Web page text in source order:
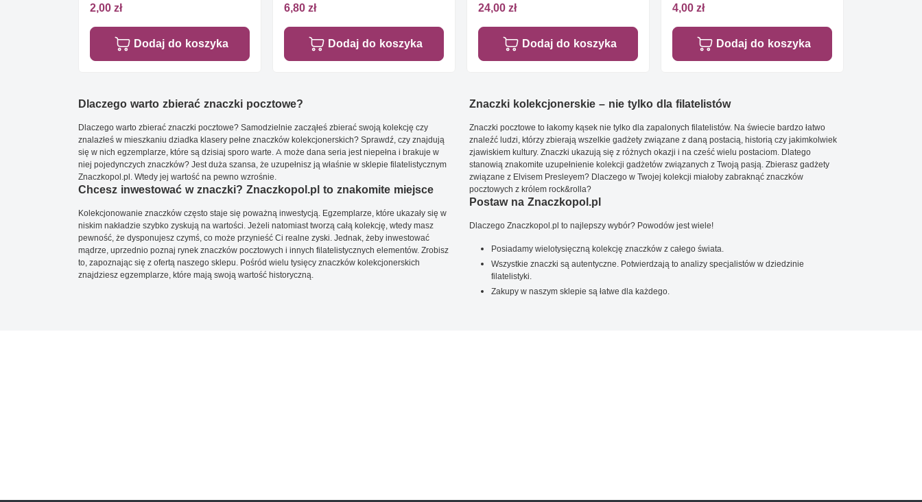
2,00 zł
Dodaj do koszyka
6,80 zł
Dodaj do koszyka
24,00 zł
Dodaj do koszyka
4,00 zł
Dodaj do koszyka
Dlaczego warto zbierać znaczki pocztowe?
Dlaczego warto zbierać znaczki pocztowe? Samodzielnie zacząłeś zbierać swoją kolekcję czy
znalazłeś w mieszkaniu dziadka klasery pełne znaczków kolekcjonerskich? Sprawdź, czy znajdują
się w nich egzemplarze, które są dzisiaj sporo warte. A może dana seria jest niepełna i brakuje w
niej pojedynczych znaczków? Jest duża szansa, że uzupełnisz ją właśnie w sklepie filatelistycznym
Znaczkopol.pl. Wtedy jej wartość na pewno wzrośnie.
Chcesz inwestować w znaczki? Znaczkopol.pl to znakomite miejsce
Kolekcjonowanie znaczków często staje się poważną inwestycją. Egzemplarze, które ukazały się w
niskim nakładzie szybko zyskują na wartości. Jeżeli natomiast tworzą całą kolekcję, wtedy masz
pewność, że dysponujesz czymś, co może przynieść Ci realne zyski. Jednak, żeby inwestować
mądrze, uprzednio poznaj rynek znaczków pocztowych i innych filatelistycznych elementów. Zrobisz
to, zapoznając się z ofertą naszego sklepu. Pośród wielu tysięcy znaczków kolekcjonerskich
znajdziesz egzemplarze, które mają swoją wartość historyczną.
Znaczki kolekcjonerskie – nie tylko dla filatelistów
Znaczki pocztowe to łakomy kąsek nie tylko dla zapalonych filatelistów. Na świecie bardzo łatwo
znaleźć ludzi, którzy zbierają wszelkie gadżety związane z daną postacią, historią czy jakimkolwiek
zjawiskiem kultury. Znaczki ukazują się z różnych okazji i na cześć wielu postaciom. Dlatego
stanowią znakomite uzupełnienie kolekcji gadżetów związanych z Twoją pasją. Zbierasz gadżety
związane z Elvisem Presleyem? Dlaczego w Twojej kolekcji miałoby zabraknąć znaczków
pocztowych z królem rock&rolla?
Postaw na Znaczkopol.pl
Dlaczego Znaczkopol.pl to najlepszy wybór? Powodów jest wiele!
Posiadamy wielotysięczną kolekcję znaczków z całego świata.
Wszystkie znaczki są autentyczne. Potwierdzają to analizy specjalistów w dziedzinie
filatelistyki.
Zakupy w naszym sklepie są łatwe dla każdego.